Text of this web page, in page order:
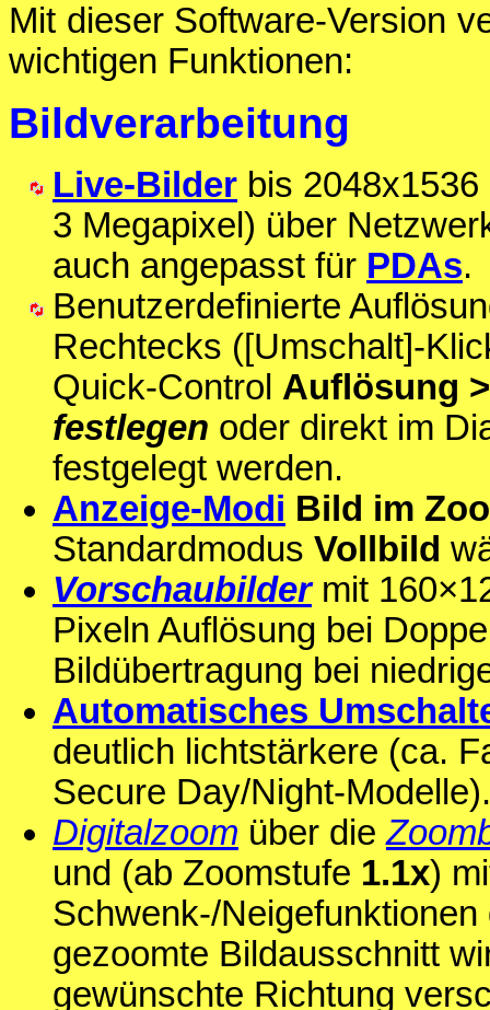
Mit dieser Software-Version
wichtigen Funktionen:
Bildverarbeitung
Live-Bilder bis
3 Megapixel) über
auch angepasst für PDAs.
Benutzerdefinierte
Rechtecks ([Umschalt]-
Quick-Control Auflösung
festlegen oder direkt im
festgelegt werden.
Anzeige-Modi Bild im
Standardmodus Vollbild
Vorschaubildermit
Pixeln Auflösung bei
Bildübertragung bei
Automatisches
deutlich lichtstärkere (ca.
Secure Day/Night-Modelle).
Digitalzoom über die
und (ab Zoomstufe 1.1x)
Schwenk-/
gezoomte Bildausschnitt
gewünschte Richtung